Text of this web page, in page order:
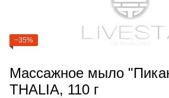
−35%
Массажное мыло
THALIA, 110 г